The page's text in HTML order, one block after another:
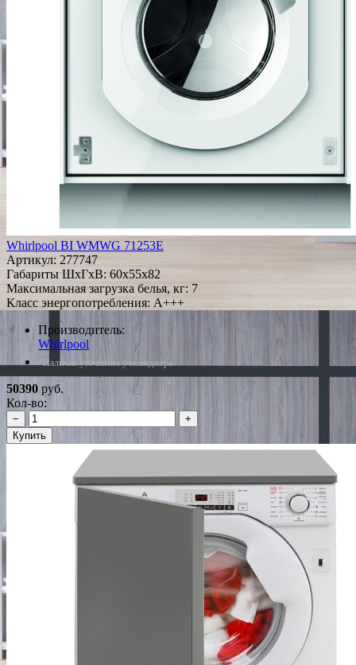
Whirlpool BI WMWG 71253E
Артикул: 277747
Габариты ШxГxВ: 60x55x82
Максимальная загрузка белья, кг: 7
Класс энергопотребления: A+++
Производитель:
Whirlpool
*Наличие уточняйте у менеджера
50390 руб.
Кол-во:
−
+
Купить